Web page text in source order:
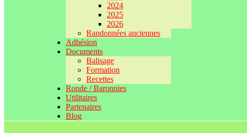
2024
2025
2026
Randonnées anciennes
Adhésion
Documents
Balisage
Formation
Recettes
Ronde / Baronnies
Utilitaires
Partenaires
Blog